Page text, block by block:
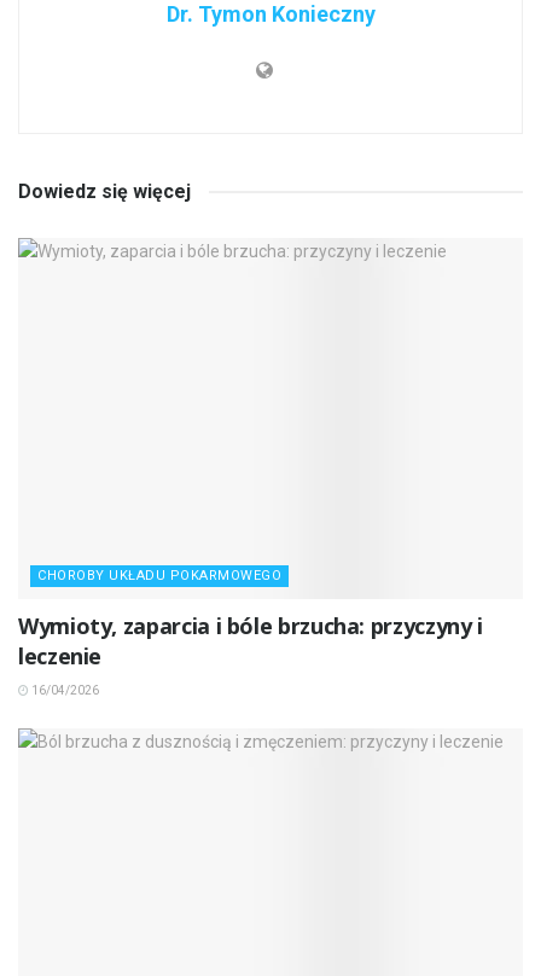
Dr. Tymon Konieczny
Dowiedz się więcej
CHOROBY UKŁADU POKARMOWEGO
Wymioty, zaparcia i bóle brzucha: przyczyny i
leczenie
16/04/2026